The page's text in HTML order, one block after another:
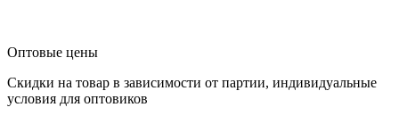
Оптовые цены
Скидки на товар в зависимости от партии, индивидуальные
условия для оптовиков